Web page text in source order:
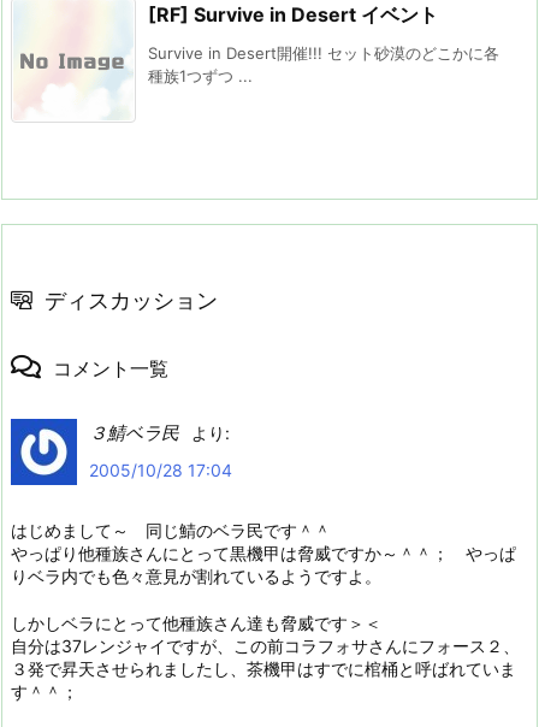
[RF] Survive in Desert イベント
Survive in Desert開催!!! セット砂漠のどこかに各
種族1つずつ ...
ディスカッション
コメント一覧
３鯖ベラ民
より:
2005/10/28 17:04
はじめまして～ 同じ鯖のベラ民です＾＾
やっぱり他種族さんにとって黒機甲は脅威ですか～＾＾； やっぱ
りベラ内でも色々意見が割れているようですよ。
しかしベラにとって他種族さん達も脅威です＞＜
自分は37レンジャイですが、この前コラフォサさんにフォース２、
３発で昇天させられましたし、茶機甲はすでに棺桶と呼ばれていま
す＾＾；